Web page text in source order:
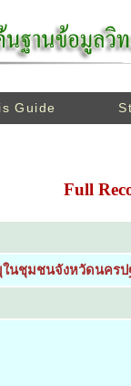
Guide
Full
ในชุมชนจังหวัดนครป